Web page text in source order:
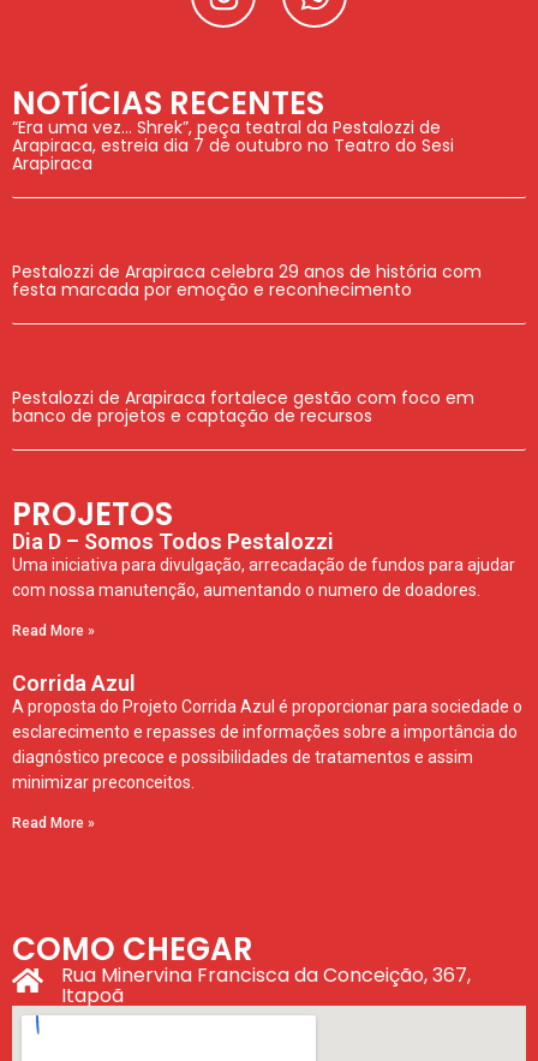
NOTÍCIAS RECENTES
“Era uma vez… Shrek”, peça teatral da Pestalozzi de
Arapiraca, estreia dia 7 de outubro no Teatro do Sesi
Arapiraca
Pestalozzi de Arapiraca celebra 29 anos de história com
festa marcada por emoção e reconhecimento
Pestalozzi de Arapiraca fortalece gestão com foco em
banco de projetos e captação de recursos
PROJETOS
Dia D – Somos Todos Pestalozzi
Uma iniciativa para divulgação, arrecadação de fundos para ajudar
com nossa manutenção, aumentando o numero de doadores.
Read More »
Corrida Azul
A proposta do Projeto Corrida Azul é proporcionar para sociedade o
esclarecimento e repasses de informações sobre a importância do
diagnóstico precoce e possibilidades de tratamentos e assim
minimizar preconceitos.
Read More »
COMO CHEGAR
Rua Minervina Francisca da Conceição, 367,
Itapoã